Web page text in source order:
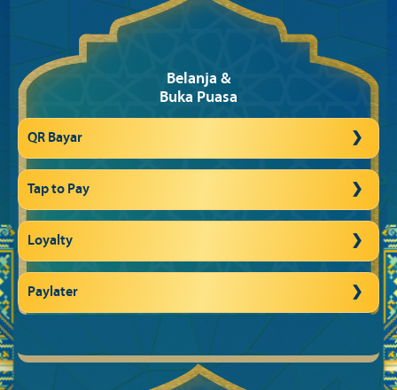
Belanja &
Buka Puasa
QR Bayar
Tap to Pay
Loyalty
Paylater